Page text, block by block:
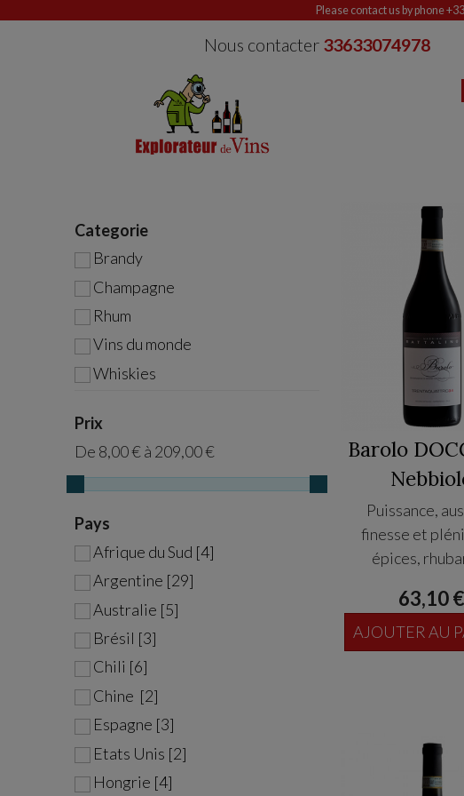
Please contact us by phone
Nous contacter 33633074978
Categorie
Brandy
Champagne
Rhum
Vins du monde
Whiskies
Prix
De 8,00 €à 209,00 €
Pays
Afrique du Sud [4]
Argentine [29]
Australie [5]
Brésil [3]
Chili [6]
Chine [2]
Espagne [3]
Etats Unis [2]
Hongrie [4]
Barolo
Puissance,
finesse et
épices,
en bois
mois en cuves
min de bouteille
Sud Est.
63,10 €
AJOUTER AU